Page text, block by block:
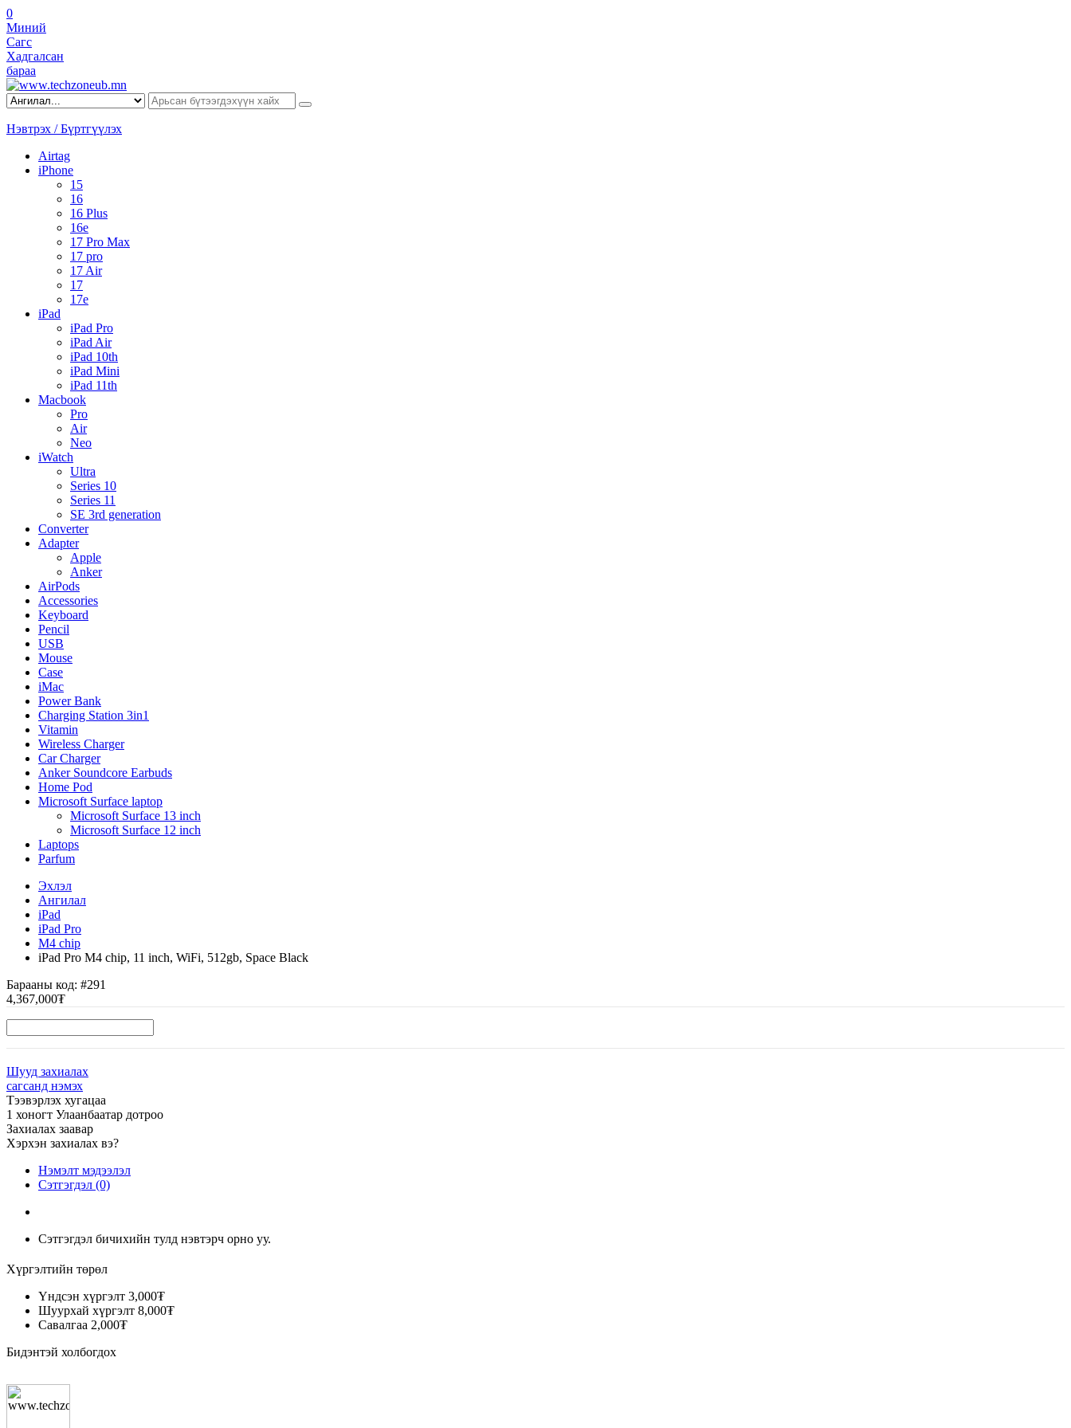
0
Миний
Сагс
Хадгалсан
бараа
Нэвтрэх / Бүртгүүлэх
Airtag
iPhone
15
16
16 Plus
16e
17 Pro Max
17 pro
17 Air
17
17e
iPad
iPad Pro
iPad Air
iPad 10th
iPad Mini
iPad 11th
Macbook
Pro
Air
Neo
iWatch
Ultra
Series 10
Series 11
SE 3rd generation
Converter
Adapter
Apple
Anker
AirPods
Accessories
Keyboard
Pencil
USB
Mouse
Case
iMac
Power Bank
Charging Station 3in1
Vitamin
Wireless Charger
Car Charger
Anker Soundcore Earbuds
Home Pod
Microsoft Surface laptop
Microsoft Surface 13 inch
Microsoft Surface 12 inch
Laptops
Parfum
Эхлэл
Ангилал
iPad
iPad Pro
M4 chip
iPad Pro M4 chip, 11 inch, WiFi, 512gb, Space Black
Барааны код: #291
4,367,000₮
Шууд захиалах
сагсанд нэмэх
Тээвэрлэх хугацаа
1 хоногт Улаанбаатар дотроо
Захиалах заавар
Хэрхэн захиалах вэ?
Нэмэлт мэдээлэл
Сэтгэгдэл (0)
Сэтгэгдэл бичихийн тулд нэвтэрч орно уу.
Хүргэлтийн төрөл
Үндсэн хүргэлт 3,000₮
Шуурхай хүргэлт 8,000₮
Савалгаа 2,000₮
Бидэнтэй холбогдох